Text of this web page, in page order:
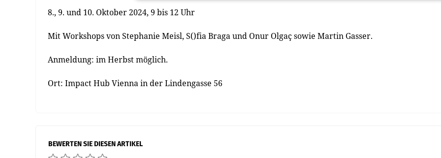
8., 9. und 10. Oktober 2024, 9 bis 12 Uhr
Mit Workshops von Stephanie Meisl, S()fia Braga und Onur Olgaç sowie Martin Gasser.
Anmeldung: im Herbst möglich.
Ort: Impact Hub Vienna in der Lindengasse 56
BEWERTEN SIE DIESEN ARTIKEL